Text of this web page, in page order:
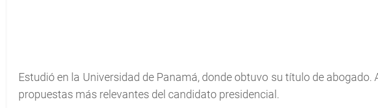
Estudió en la Universidad de Panamá, donde obtuvo su título de
propuestas más relevantes del candidato presidencial.